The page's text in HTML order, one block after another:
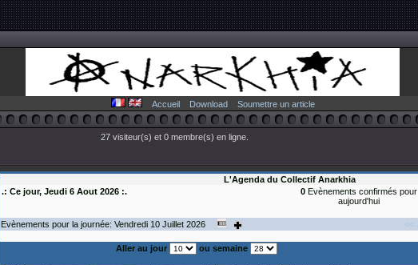
Accueil Download Soumettre un article
27 visiteur(s) et 0 membre(s) en ligne.
L'Agenda du Collectif Anarkhia
.: Ce jour, Jeudi 6 Aout 2026 :.
0Evènements confirmés pour
aujourd'hui
Evènements pour la journée: Vendredi 10 Juillet 2026 <<
Aller au jour ou semaine